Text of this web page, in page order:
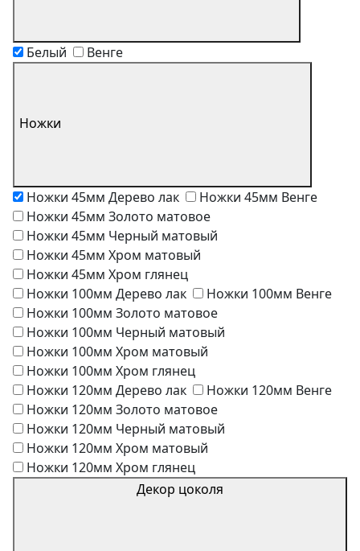
Белый Венге
Ножки
Ножки 45мм Дерево лак
Ножки 45мм Венге
Ножки 45мм Золото матовое
Ножки 45мм Черный матовый
Ножки 45мм Хром матовый
Ножки 45мм Хром глянец
Ножки 100мм Дерево лак
Ножки 100мм Венге
Ножки 100мм Золото матовое
Ножки 100мм Черный матовый
Ножки 100мм Хром матовый
Ножки 100мм Хром глянец
Ножки 120мм Дерево лак
Ножки 120мм Венге
Ножки 120мм Золото матовое
Ножки 120мм Черный матовый
Ножки 120мм Хром матовый
Ножки 120мм Хром глянец
Декор цоколя